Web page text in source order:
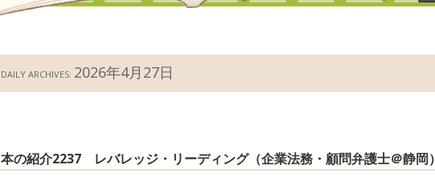
DAILY ARCHIVES: 2026年4月27日
本の紹介2237 レバレッジ・リーディング（企業法務・顧問弁護士＠静岡）